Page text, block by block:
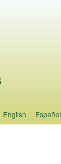
Languages
English Español